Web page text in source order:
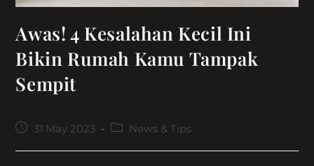
Awas! 4 Kesalahan Kecil Ini
Bikin Rumah Kamu Tampak
Sempit
Post31 May 2023
PostNews & Tips